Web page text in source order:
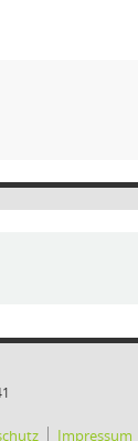
Impressum